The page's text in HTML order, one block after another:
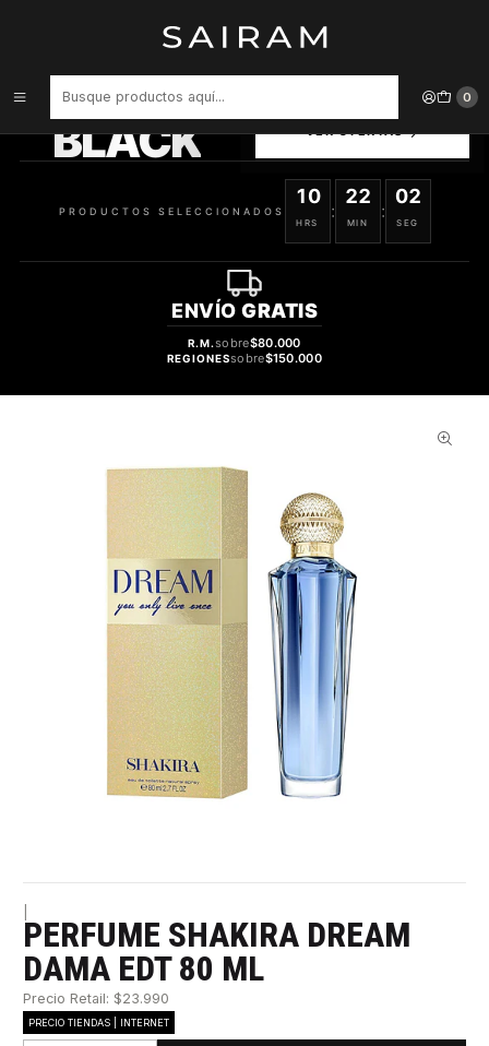
0
PERFUME SHAKIRA DREAM DAMA EDT 80 ML
BLACK
SELECCIONADOS
PRODUCTOS SELECCIONADOS
10
HRS
:
22
MIN
:
01
SEG
ENVÍO GRATIS
R.M.sobre$80.000
REGIONESsobre$150.000
PERFUME SHAKIRA DREAM
DAMA EDT 80 ML
Precio Retail: $23.990
PRECIO TIENDAS | INTERNET